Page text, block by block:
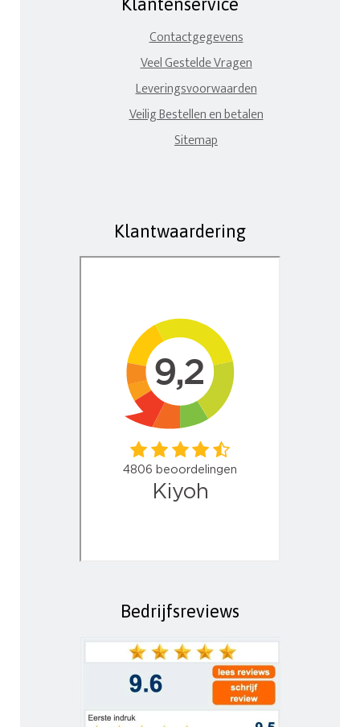
Contactgegevens
Veel Gestelde Vragen
Leveringsvoorwaarden
Veilig Bestellen en betalen
Sitemap
Klantwaardering
Bedrijfsreviews